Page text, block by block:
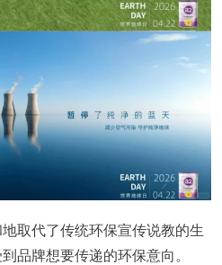
取代了传统环保宣传说教的生
品牌想要传递的环保意向。